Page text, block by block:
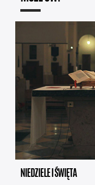
NIEDZIELE I ŚWIĘTA